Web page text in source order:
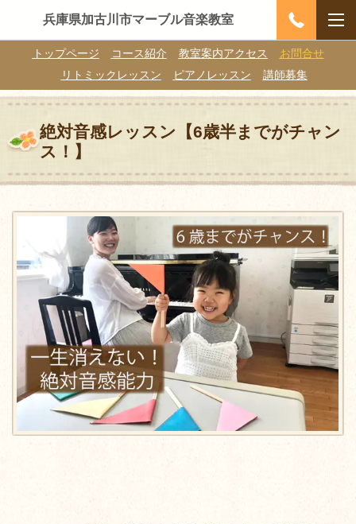
兵庫県加古川市マーブル音楽教室
トップページ コース紹介 教室案内アクセス
お問合せ
リトミックレッスン
ピアノレッスン 講師募集
絶対音感レッスン【6歳半までがチャン
ス！】